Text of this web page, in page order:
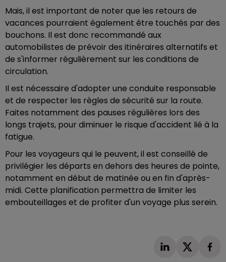
Mais, il est important de noter que les retours de
vacances pourraient également être touchés par des
bouchons. Il est donc recommandé aux
automobilistes de prévoir des itinéraires alternatifs et
de s'informer régulièrement sur les conditions de
circulation.
Il est nécessaire d'adopter une conduite responsable
et de respecter les règles de sécurité sur la route.
Faites notamment des pauses régulières lors des
longs trajets, pour diminuer le risque d'accident lié à la
fatigue.
Pour les voyageurs qui le peuvent, il est conseillé de
privilégier les départs en dehors des heures de pointe,
notamment en début de matinée ou en fin d'après-
midi. Cette planification permettra de limiter les
embouteillages et de profiter d'un voyage plus serein.